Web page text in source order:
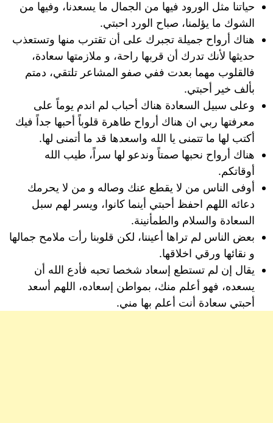
حياتنا مثل الورود فيها من الجمال ما يسعدنا، وفيها من
الشوك ما يؤلمنا، صباح الورد احبتي.
هناك أرواح جميلة تجبرك على أن تقترب منها وتستعذب
حديثها لأنك تدرك أن قربها راحة، و ملازمتها سعادة،
فالقلوب مهما بعدت ففي صفو المشاعر تلتقي، دمتم
بألف خير أحبتي.
وعلى سبيل السعادة هناك أحباب لم اندم يوماً على
معرفتها ربي ان هناك أرواح طاهرة قلوباً أحبها جداً فيك
أكتب لها ما تتمنى يا الله واسعدها قد ما أتمنى لها.
هناك أرواح نحبها صمتاً وندعو لها سراً، طيب الله
أوقاتكم.
أوفى الناس من لا يقطع عنك وصاله و من لا يحرمك
دعائه اللهم احفظ أحبتي أينما كانوا، ويسر لهم سبل
السعادة والسلام والطمأنينة.
بعض الناس لم تراها أعيننا، لكن قلوبنا رأت ملامح جمالها
و نقائها ورقي اخلاقها.
يقال إن لم تستطع إسعاد شخصا تحبه فأدع الله أن
يسعده، فهو أعلم منك، بمواطن إسعاده، اللهم أسعد
أحبتي سعادة أنت أعلم بها مني.